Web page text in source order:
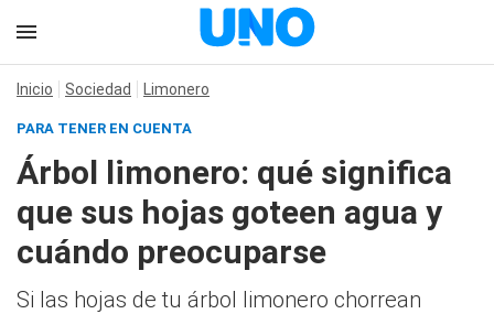
Inicio Sociedad Limonero
PARA TENER EN CUENTA
Árbol limonero: qué significa
que sus hojas goteen agua y
cuándo preocuparse
Si las hojas de tu árbol limonero chorrean